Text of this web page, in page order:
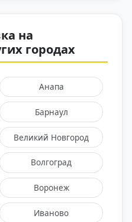
на
городах
Анапа
Барнаул
Великий Новгород
Волгоград
Воронеж
Иваново